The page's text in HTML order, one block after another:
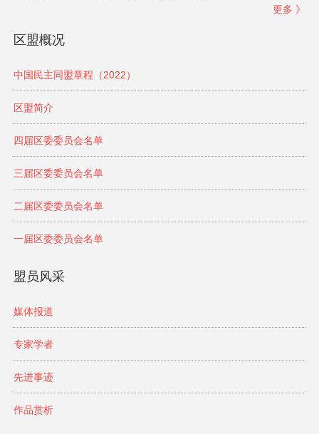
更多 》
区盟概况
中国民主同盟章程（2022）
区盟简介
四届区委委员会名单
三届区委委员会名单
二届区委委员会名单
一届区委委员会名单
盟员风采
媒体报道
专家学者
先进事迹
作品赏析